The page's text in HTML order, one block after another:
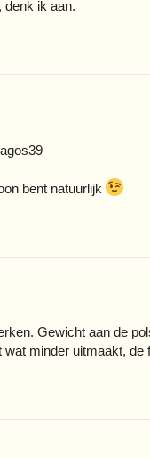
denk ik aan.
bent natuurlijk
Gewicht aan de
minder uitmaakt, de